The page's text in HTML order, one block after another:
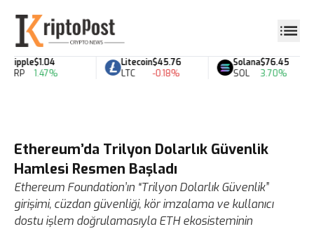
Ripple
XRP
$1.04
1.47%
Litecoin
LTC
$45.76
-0.18%
Solana
SOL
$76.45
3.70%
Ethereum’da Trilyon Dolarlık Güvenlik
Hamlesi Resmen Başladı
Ethereum Foundation’ın “Trilyon Dolarlık Güvenlik”
girişimi, cüzdan güvenliği, kör imzalama ve kullanıcı
dostu işlem doğrulamasıyla ETH ekosisteminin